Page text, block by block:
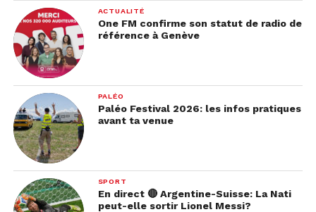
ACTUALITÉ
One FM confirme son statut de radio de
référence à Genève
PALÉO
Paléo Festival 2026: les infos pratiques
avant ta venue
SPORT
En direct 🔴 Argentine-Suisse: La Nati
peut-elle sortir Lionel Messi?